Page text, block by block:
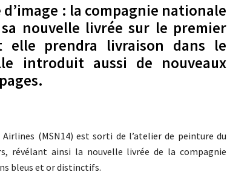
: la compagnie nationale
nouvelle livrée sur le premier
elle prendra livraison dans le
introduit aussi de nouveaux
Airlines (MSN14) est sorti de l’atelier de peinture du
révélant ainsi la nouvelle livrée de la compagnie
bleus et or distinctifs.